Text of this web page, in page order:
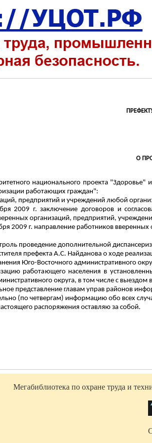
О
национального проекта
работающих граждан":
предприятий и учреждений любой
2009 г. заключение договоров и
организаций, предприятий,
2009 г. направление работников
проведение дополнительной
префекта А.С. Найданова о ходе
Юго-Восточного административного
работающего населения в
округа, в том числе с выездом
представление главам управ районов
(по четвергам) информацию обо всех
распоряжения оставляю за собой.
Мегабиблиотека по охране труда и